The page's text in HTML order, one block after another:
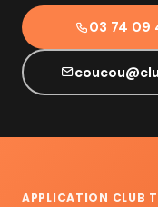
03 74 09
APPLICATION CLUB